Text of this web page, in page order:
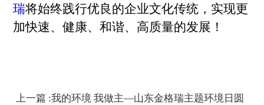
瑞将始终践行优良的企业文化传统，实现更
加快速、健康、和谐、高质量的发展！
上一篇 :我的环境 我做主—山东金格瑞主题环境日圆